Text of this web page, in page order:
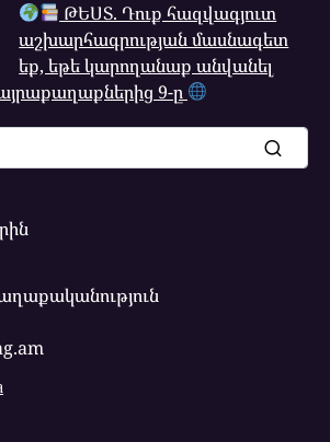
ԹԵՍՏ. Դուք հազվագյուտ
աշխարհագրության մասնագետ
եք, եթե կարողանաք անվանել
9-ը